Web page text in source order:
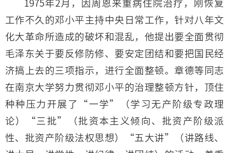
1975年2月，因周恩来重病住院治疗，刚恢复
工作不久的邓小平主持中央日常工作，针对八年文
化大革命所造成的破坏和混乱，他提出要全面贯彻
毛泽东关于要反修防修、要安定团结和要把国民经
济搞上去的三项指示，进行全面整顿。章德等同志
在南京大学努力贯彻邓小平的治理整顿方针，顶住
种种压力开展了“一学”（学习无产阶级专政理
论）“三批”（批资本主义倾向、批资产阶级派
性、批资产阶级法权思想）“五大讲”（讲路线、